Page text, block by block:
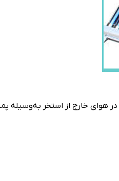
هوای خارج از استخر به‌وسیله